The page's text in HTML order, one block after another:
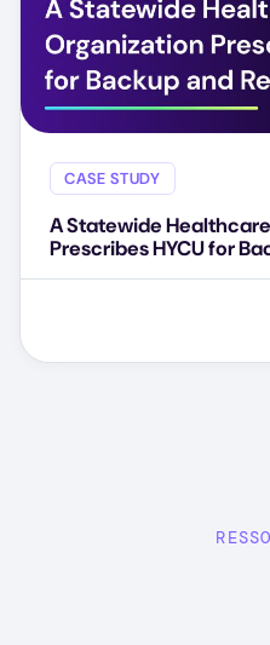
CASE STUDY
A Statewide
Prescribes HYCU for